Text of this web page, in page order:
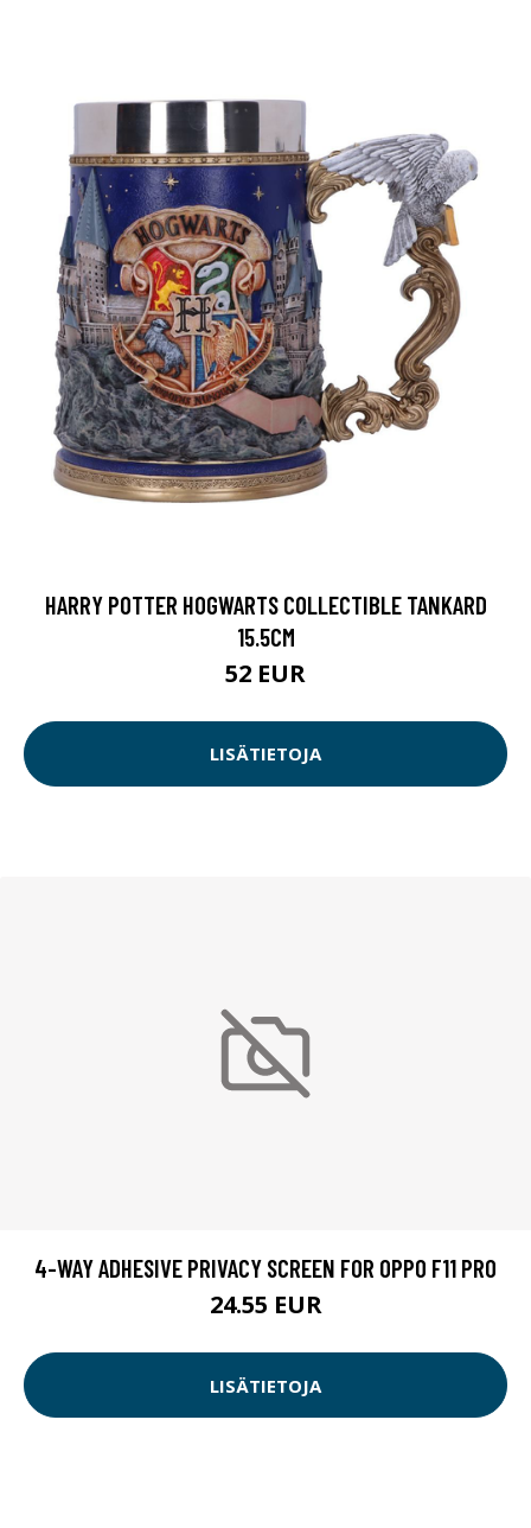
HARRY POTTER HOGWARTS COLLECTIBLE TANKARD
15.5CM
52 EUR
LISÄTIETOJA
4-WAY ADHESIVE PRIVACY SCREEN FOR OPPO F11 PRO
24.55 EUR
LISÄTIETOJA